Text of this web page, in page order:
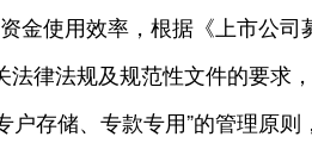
金使用效率，根据《上市公司
律法规及规范性文件的要求
存储、专款专用”的管理原